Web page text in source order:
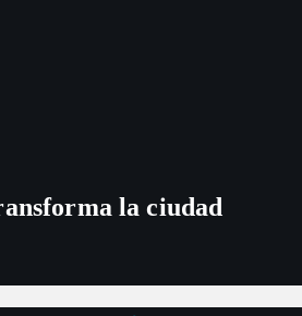
la ciudad